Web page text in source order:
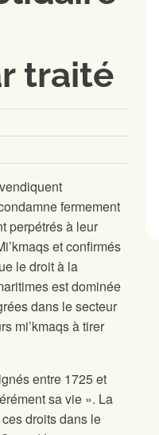
traité
fermement
perpétrés à leur
et confirmés
le droit à la
est dominée
dans le secteur
mi’kmaqs à tirer
entre 1725 et
sa vie ». La
droits dans le